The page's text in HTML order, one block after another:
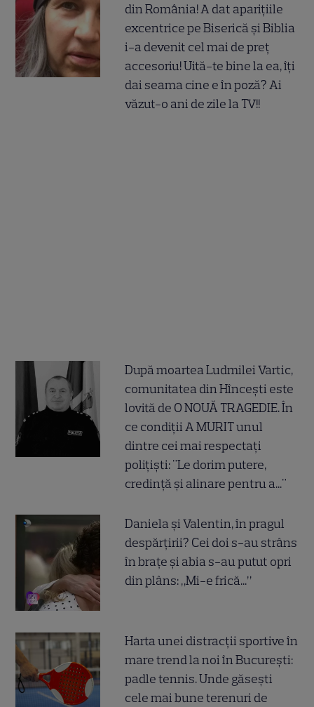
din România! A dat aparițiile
excentrice pe Biserică și Biblia
i-a devenit cel mai de preț
accesoriu! Uită-te bine la ea, îți
dai seama cine e în poză? Ai
văzut-o ani de zile la TV!!
După moartea Ludmilei Vartic,
comunitatea din Hîncești este
lovită de O NOUĂ TRAGEDIE. În
ce condiții A MURIT unul
dintre cei mai respectați
polițiști: "Le dorim putere,
credință și alinare pentru a..."
Daniela și Valentin, în pragul
despărțirii? Cei doi s-au strâns
în brațe și abia s-au putut opri
din plâns: „Mi-e frică...”
Harta unei distracții sportive în
mare trend la noi în București:
padle tennis. Unde găsești
cele mai bune terenuri de